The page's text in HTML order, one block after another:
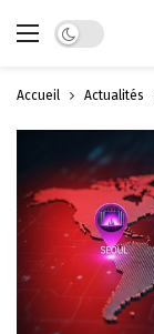
Dark mode
Accueil Actualités